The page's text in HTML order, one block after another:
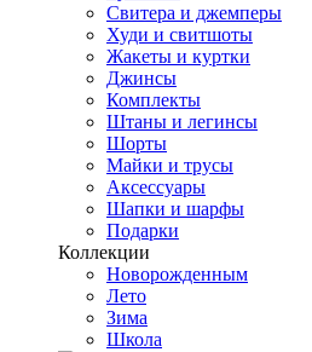
Свитера и джемперы
Худи и свитшоты
Жакеты и куртки
Джинсы
Комплекты
Штаны и легинсы
Шорты
Майки и трусы
Аксессуары
Шапки и шарфы
Подарки
Коллекции
Новорожденным
Лето
Зима
Школа